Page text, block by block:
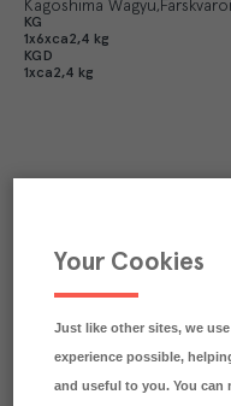
Kagoshima Wagyu
KG
1x6xca2,4 kg
KGD
1xca2,4 kg
Näringsdeklaration
Your Cookies
Just like other sites, we
experience possible,
and useful to you. You can